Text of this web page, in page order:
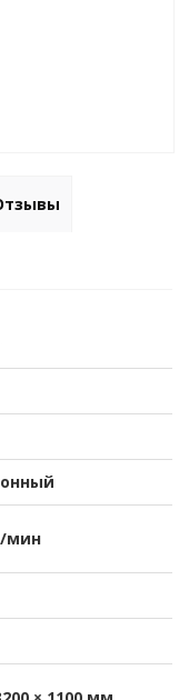
мин